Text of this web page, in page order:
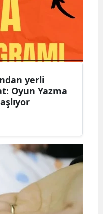
yerli
Oyun Yazma